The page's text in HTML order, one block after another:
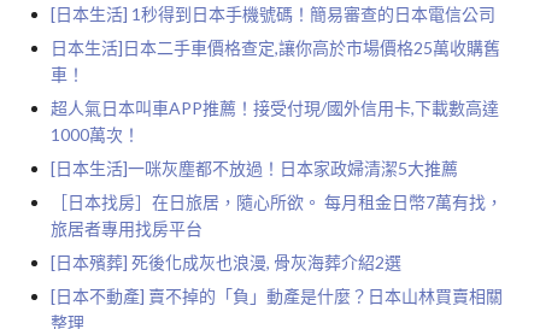
[日本生活] 1秒得到日本手機號碼！簡易審查的日本電信公司
日本生活]日本二手車價格查定,讓你高於市場價格25萬收購舊
車！
超人氣日本叫車APP推薦！接受付現/國外信用卡,下載數高達
1000萬次！
[日本生活]一咪灰塵都不放過！日本家政婦清潔5大推薦
［日本找房］在日旅居，隨心所欲。 每月租金日幣7萬有找，
旅居者專用找房平台
[日本殯葬] 死後化成灰也浪漫, 骨灰海葬介紹2選
[日本不動產] 賣不掉的「負」動產是什麼？日本山林買賣相關
整理